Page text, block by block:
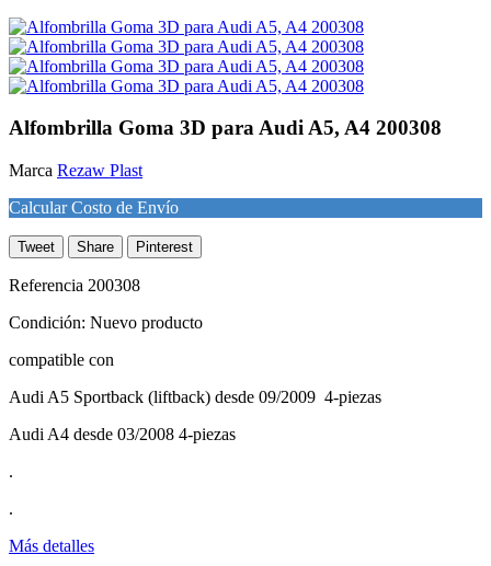
Alfombrilla Goma 3D para Audi A5, A4 200308
Marca Rezaw Plast
Calcular Costo de Envío
Tweet Share Pinterest
Referencia 200308
Condición: Nuevo producto
compatible con
Audi A5 Sportback (liftback) desde 09/2009 4-piezas
Audi A4 desde 03/2008 4-piezas
.
.
Más detalles